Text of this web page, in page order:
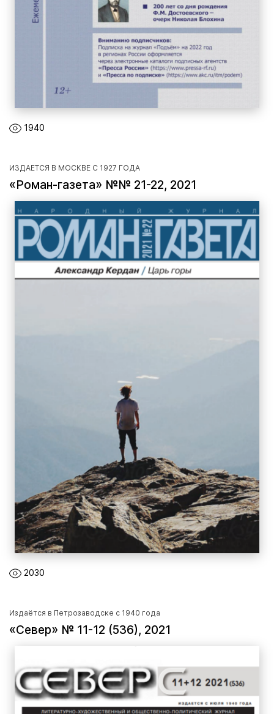
1940
ИЗДАЕТСЯ В МОСКВЕ С 1927 ГОДА
«Роман-газета» №№ 21-22, 2021
2030
Издаётся в Петрозаводске с 1940 года
«Север» № 11-12 (536), 2021